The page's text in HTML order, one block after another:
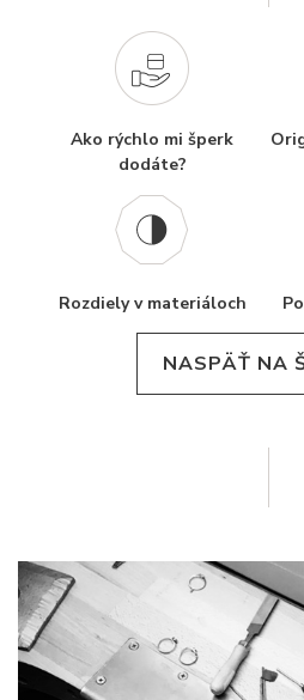
Ako rýchlo mi šperk
dodáte?
Rozdiely v materiáloch
NASPÄŤ NA